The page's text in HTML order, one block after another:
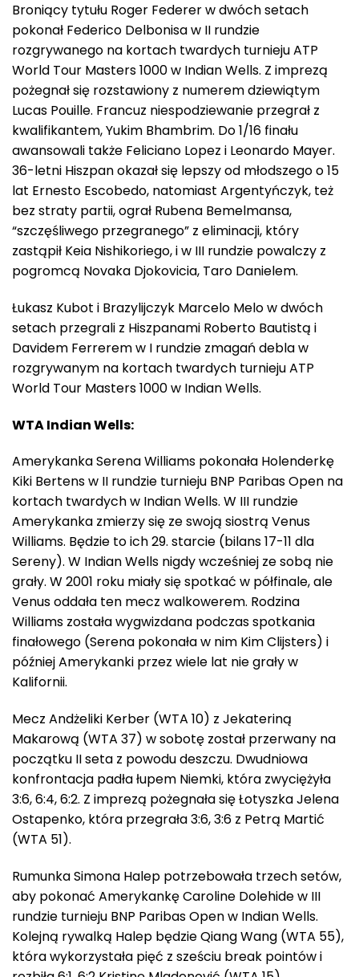
Broniący tytułu Roger Federer w dwóch setach
pokonał Federico Delbonisa w II rundzie
rozgrywanego na kortach twardych turnieju ATP
World Tour Masters 1000 w Indian Wells. Z imprezą
pożegnał się rozstawiony z numerem dziewiątym
Lucas Pouille. Francuz niespodziewanie przegrał z
kwalifikantem, Yukim Bhambrim. Do 1/16 finału
awansowali także Feliciano Lopez i Leonardo Mayer.
36-letni Hiszpan okazał się lepszy od młodszego o 15
lat Ernesto Escobedo, natomiast Argentyńczyk, też
bez straty partii, ograł Rubena Bemelmansa,
“szczęśliwego przegranego” z eliminacji, który
zastąpił Keia Nishikoriego, i w III rundzie powalczy z
pogromcą Novaka Djokovicia, Taro Danielem.
Łukasz Kubot i Brazylijczyk Marcelo Melo w dwóch
setach przegrali z Hiszpanami Roberto Bautistą i
Davidem Ferrerem w I rundzie zmagań debla w
rozgrywanym na kortach twardych turnieju ATP
World Tour Masters 1000 w Indian Wells.
WTA Indian Wells:
Amerykanka Serena Williams pokonała Holenderkę
Kiki Bertens w II rundzie turnieju BNP Paribas Open na
kortach twardych w Indian Wells. W III rundzie
Amerykanka zmierzy się ze swoją siostrą Venus
Williams. Będzie to ich 29. starcie (bilans 17-11 dla
Sereny). W Indian Wells nigdy wcześniej ze sobą nie
grały. W 2001 roku miały się spotkać w półfinale, ale
Venus oddała ten mecz walkowerem. Rodzina
Williams została wygwizdana podczas spotkania
finałowego (Serena pokonała w nim Kim Clijsters) i
później Amerykanki przez wiele lat nie grały w
Kalifornii.
Mecz Andżeliki Kerber (WTA 10) z Jekateriną
Makarową (WTA 37) w sobotę został przerwany na
początku II seta z powodu deszczu. Dwudniowa
konfrontacja padła łupem Niemki, która zwyciężyła
3:6, 6:4, 6:2. Z imprezą pożegnała się Łotyszka Jelena
Ostapenko, która przegrała 3:6, 3:6 z Petrą Martić
(WTA 51).
Rumunka Simona Halep potrzebowała trzech setów,
aby pokonać Amerykankę Caroline Dolehide w III
rundzie turnieju BNP Paribas Open w Indian Wells.
Kolejną rywalką Halep będzie Qiang Wang (WTA 55),
która wykorzystała pięć z sześciu break pointów i